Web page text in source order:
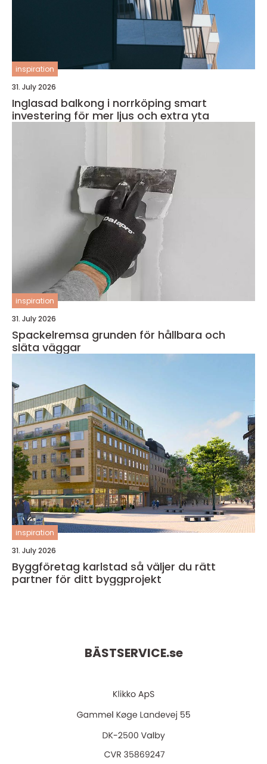
inspiration
31. July 2026
Inglasad balkong i norrköping smart
investering för mer ljus och extra yta
inspiration
31. July 2026
Spackelremsa grunden för hållbara och
släta väggar
inspiration
31. July 2026
Byggföretag karlstad så väljer du rätt
partner för ditt byggprojekt
BÄSTSERVICE.se